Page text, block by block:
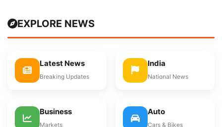
EXPLORE NEWS
Latest News
Breaking Updates
India
National News
Business
Markets
Auto
Cars & Bikes